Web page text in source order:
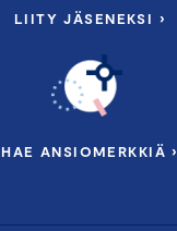
LIITY JÄSENEKSI ›
HAE ANSIOMERKKIÄ ›